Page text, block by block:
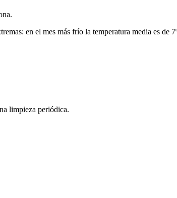
en el mes más frío la temperatura media es de
limpieza periódica.